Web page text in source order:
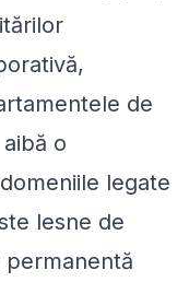
de
o
legate
lesne de